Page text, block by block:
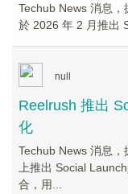
Techub News 消息
於 2026 年 2 月推出
null
Reelrush 推出
化
Techub News 消息
上推出 Social
合，用...